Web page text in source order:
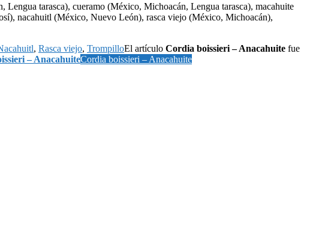
tarasca), cueramo (México, Michoacán, Lengua tarasca), macahuite
nacahuitl (México, Nuevo León), rasca viejo (México, Michoacán),
, Rasca viejo, TrompilloEl artículo Cordia boissieri – Anacahuite fue
– AnacahuiteCordia boissieri – Anacahuite